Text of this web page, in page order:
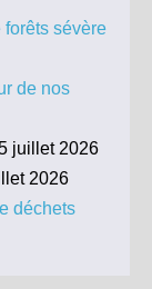
sévère
de nos
juillet 2026
2026
déchets